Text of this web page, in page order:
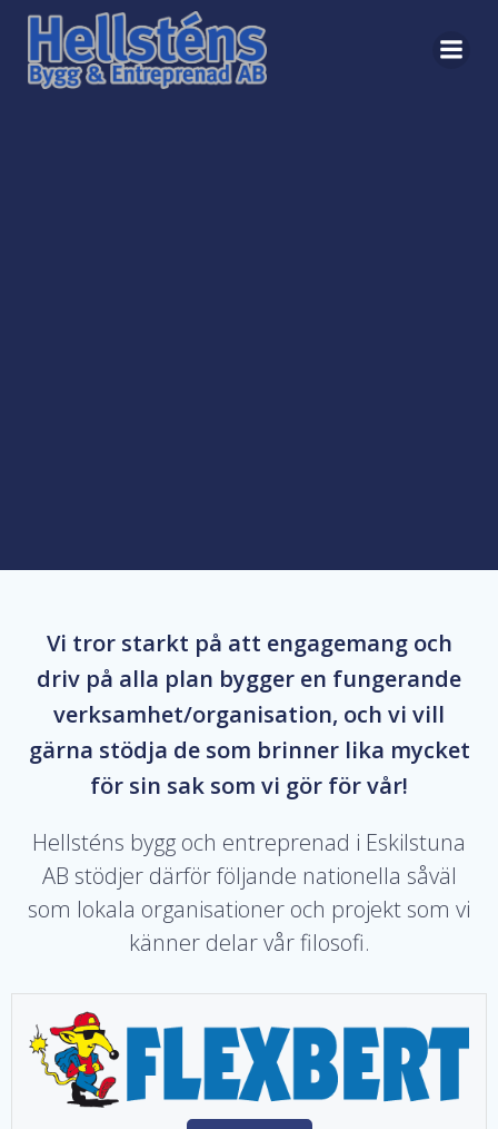
Vi tror starkt på att engagemang och
driv på alla plan bygger en fungerande
verksamhet/organisation, och vi vill
gärna stödja de som brinner lika mycket
för sin sak som vi gör för vår!
Hellsténs bygg och entreprenad i Eskilstuna
AB stödjer därför följande nationella såväl
som lokala organisationer och projekt som vi
känner delar vår filosofi.